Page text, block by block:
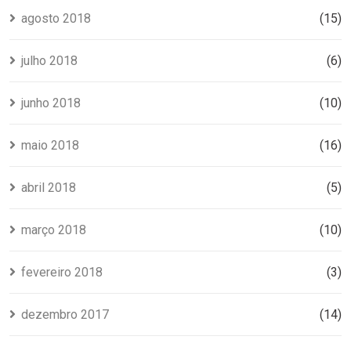
agosto 2018 (15)
julho 2018 (6)
junho 2018 (10)
maio 2018 (16)
abril 2018 (5)
março 2018 (10)
fevereiro 2018 (3)
dezembro 2017 (14)